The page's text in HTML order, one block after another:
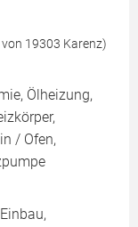
19303 Karenz)
Ölheizung,
/ Ofen,